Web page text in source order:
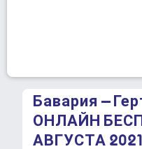
Бавария –
ОНЛАЙН
АВГУСТА